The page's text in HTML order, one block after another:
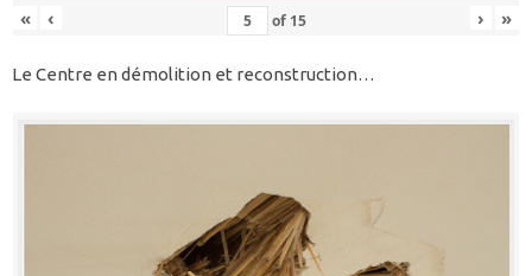
« ‹ of 15 › »
Le Centre en démolition et reconstruction…